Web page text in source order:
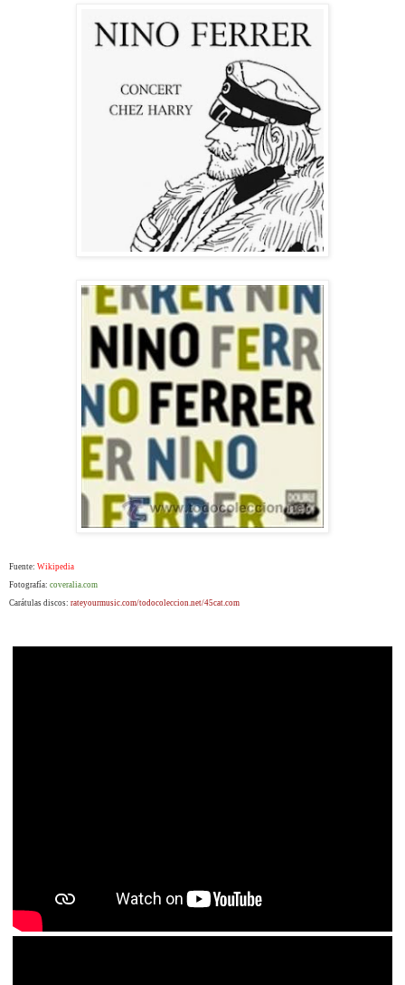
Fuente: Wikipedia
Fotografía: coveralia.com
Carátulas discos: rateyourmusic.com/todocoleccion.net/45cat.com